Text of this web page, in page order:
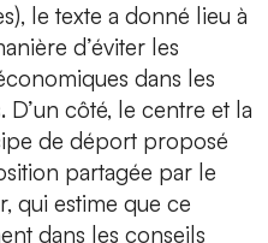
le texte a donné lieu à
d’éviter les
dans les
côté, le centre et la
de déport proposé
partagée par le
qui estime que ce
dans les conseils